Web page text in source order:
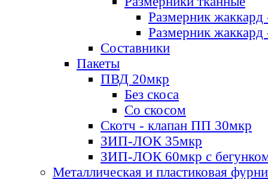
Размерник
Размерник
Составники
Пакеты
ПВД 20мкр
Без скоса
Со скосом
Скотч - клапан ПП 30мкр
ЗИП-ЛОК 35мкр
ЗИП-ЛОК 60мкр с
Металлическая и пластиковая